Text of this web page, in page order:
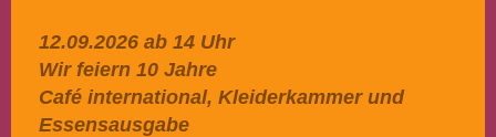
12.09.2026 ab 14 Uhr
Wir feiern 10 Jahre
Café international, Kleiderkammer und
Essensausgabe